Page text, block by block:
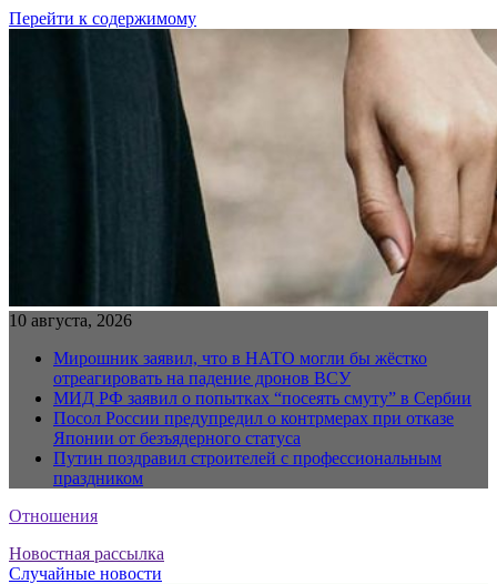
Перейти к содержимому
10 августа, 2026
Мирошник заявил, что в НАТО могли бы жёстко
отреагировать на падение дронов ВСУ
МИД РФ заявил о попытках “посеять смуту” в Сербии
Посол России предупредил о контрмерах при отказе
Японии от безъядерного статуса
Путин поздравил строителей с профессиональным
праздником
Отношения
Новостная рассылка
Случайные новости